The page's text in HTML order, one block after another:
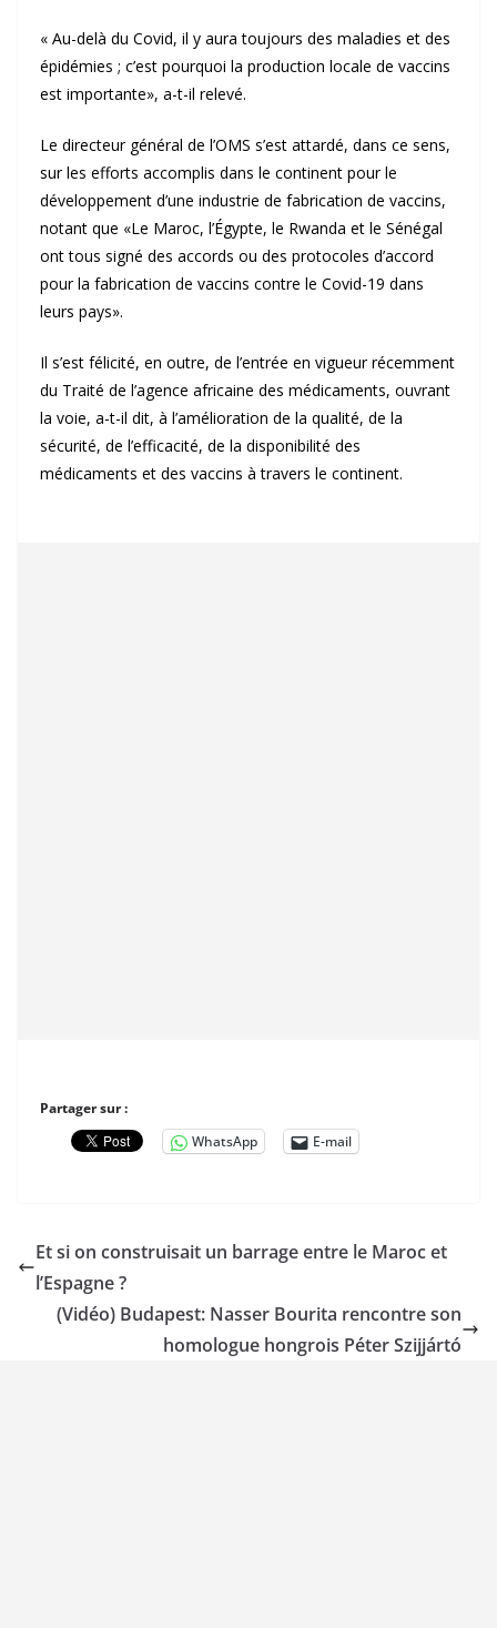
« Au-delà du Covid, il y aura toujours des maladies et des
épidémies ; c’est pourquoi la production locale de vaccins
est importante», a-t-il relevé.
Le directeur général de l’OMS s’est attardé, dans ce sens,
sur les efforts accomplis dans le continent pour le
développement d’une industrie de fabrication de vaccins,
notant que «Le Maroc, l’Égypte, le Rwanda et le Sénégal
ont tous signé des accords ou des protocoles d’accord
pour la fabrication de vaccins contre le Covid-19 dans
leurs pays».
Il s’est félicité, en outre, de l’entrée en vigueur récemment
du Traité de l’agence africaine des médicaments, ouvrant
la voie, a-t-il dit, à l’amélioration de la qualité, de la
sécurité, de l’efficacité, de la disponibilité des
médicaments et des vaccins à travers le continent.
Partager sur :
WhatsApp
E-mail
Et si on construisait un barrage entre le Maroc et
l’Espagne ?
(Vidéo) Budapest: Nasser Bourita rencontre son
homologue hongrois Péter Szijjártó